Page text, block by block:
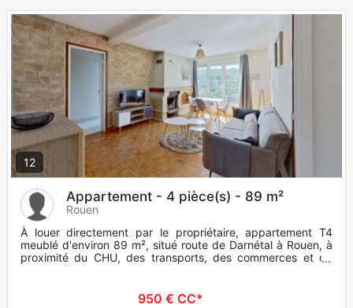
12
Appartement - 4 pièce(s) - 89 m²
Rouen
À louer directement par le propriétaire, appartement T4
meublé d'environ 89 m², situé route de Darnétal à Rouen, à
proximité du CHU, des transports, des commerces et du
centre-vill
950 € CC*